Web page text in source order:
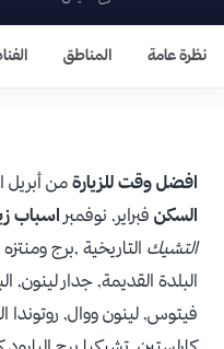
نظرة عامة المناطق
افضل وقت للزيارة من أبريل
السكن فبراير, نوفمبر اسباب
التشيك التاريخية ,برج
البلدة القديمة, جدار لينون,
فيتوس, لينون ووال, روتوندا